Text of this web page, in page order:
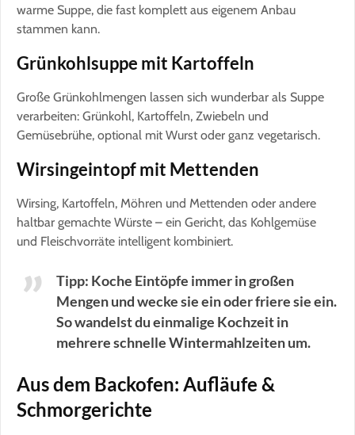
warme Suppe, die fast komplett aus eigenem Anbau
stammen kann.
Grünkohlsuppe mit Kartoffeln
Große Grünkohlmengen lassen sich wunderbar als Suppe
verarbeiten: Grünkohl, Kartoffeln, Zwiebeln und
Gemüsebrühe, optional mit Wurst oder ganz vegetarisch.
Wirsingeintopf mit Mettenden
Wirsing, Kartoffeln, Möhren und Mettenden oder andere
haltbar gemachte Würste – ein Gericht, das Kohlgemüse
und Fleischvorräte intelligent kombiniert.
Tipp: Koche Eintöpfe immer in großen
Mengen und wecke sie ein oder friere sie ein.
So wandelst du einmalige Kochzeit in
mehrere schnelle Wintermahlzeiten um.
Aus dem Backofen: Aufläufe &
Schmorgerichte